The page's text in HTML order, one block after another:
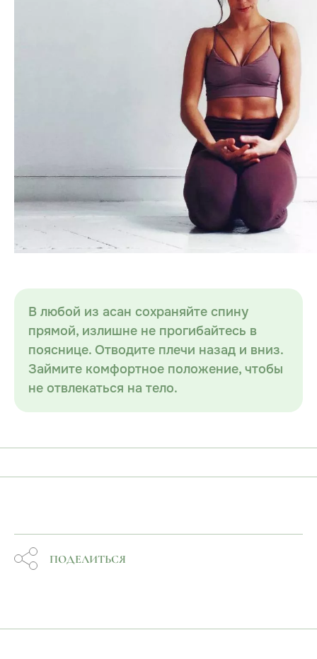
В любой из асан сохраняйте спину
прямой, излишне не прогибайтесь в
пояснице. Отводите плечи назад и вниз.
Займите комфортное положение, чтобы
не отвлекаться на тело.
ПОДЕЛИТЬСЯ